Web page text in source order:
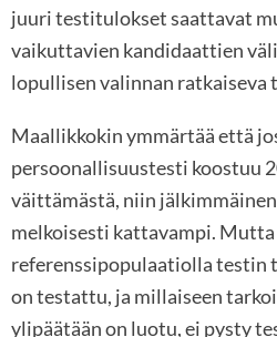
juuri testitulokset saattavat
vaikuttavien kandidaattien
lopullisen valinnan ratkaiseva
Maallikkokin ymmärtää että
persoonallisuustesti koostuu
väittämästä, niin
melkoisesti kattavampi.
referenssipopulaatiolla testin
on testattu, ja millaiseen
ylipäätään on luotu, ei pysty